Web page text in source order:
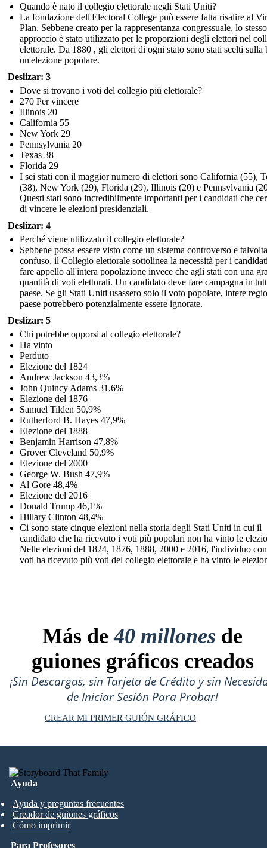
Quando è nato il collegio elettorale negli Stati Uniti?
La fondazione dell'Electoral College può essere fatta risalire al
Plan. Sebbene creato per la rappresentanza congressuale, lo stesso
approccio è stato utilizzato per le proporzioni degli elettori nel
elettorale. Da 1880 , gli elettori di ogni stato sono stati scelti sulla
un'elezione popolare.
Deslizar: 3
Dove si trovano i voti del collegio più elettorale?
270 Per vincere
Illinois 20
California 55
New York 29
Pennsylvania 20
Texas 38
Florida 29
I sei stati con il maggior numero di elettori sono California (55),
(38), New York (29), Florida (29), Illinois (20) e Pennsylvania
Questi stati sono incredibilmente importanti per i candidati che
di vincere le elezioni presidenziali.
Deslizar: 4
Perché viene utilizzato il collegio elettorale?
Sebbene possa essere visto come un sistema controverso e talvolta
confuso, il Collegio elettorale sottolinea la necessità per i
fare appello all'intera popolazione invece che agli stati con una
quantità di voti elettorali. Un candidato deve fare campagna in
paese. Se gli Stati Uniti usassero solo il voto popolare, intere
paese potrebbero potenzialmente essere ignorate.
Deslizar: 5
Chi potrebbe opporsi al collegio elettorale?
Ha vinto
Perduto
Elezione del 1824
Andrew Jackson 43,3%
John Quincy Adams 31,6%
Elezione del 1876
Samuel Tilden 50,9%
Rutherford B. Hayes 47,9%
Elezione del 1888
Benjamin Harrison 47,8%
Grover Cleveland 50,9%
Elezione del 2000
George W. Bush 47,9%
Al Gore 48,4%
Elezione del 2016
Donald Trump 46,1%
Hillary Clinton 48,4%
Ci sono state cinque elezioni nella storia degli Stati Uniti in cui il
candidato che ha ricevuto i voti più popolari non ha vinto le
Nelle elezioni del 1824, 1876, 1888, 2000 e 2016, l'individuo
voti ha ricevuto più voti del collegio elettorale e ha vinto le
Más de40 millones de
guiones gráficos creados
¡Sin Descargas, sin Tarjeta de Crédito y sin
de Iniciar Sesión Para Probar!
CREAR MI PRIMER GUIÓN GRÁFICO
Ayuda
Ayuda y preguntas frecuentes
Creador de guiones gráficos
Cómo imprimir
Para Profesores